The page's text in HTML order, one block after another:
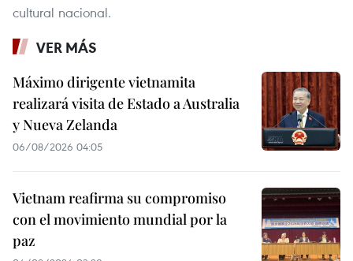
cultural nacional.
VER MÁS
Máximo dirigente vietnamita
realizará visita de Estado a Australia
y Nueva Zelanda
06/08/2026 04:05
Vietnam reafirma su compromiso
con el movimiento mundial por la
paz